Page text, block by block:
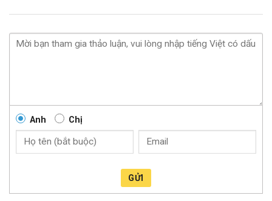
Anh Chị
GỬI